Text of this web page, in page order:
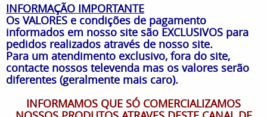
INFORMAÇÃO IMPORTANTE
Os VALORES e condições de pagamento
informados em nosso site são EXCLUSIVOS para
pedidos realizados através de nosso site.
Para um atendimento exclusivo, fora do site,
contacte nossos televenda mas os valores serão
diferentes (geralmente mais caro).
INFORMAMOS QUE SÓ COMERCIALIZAMOS